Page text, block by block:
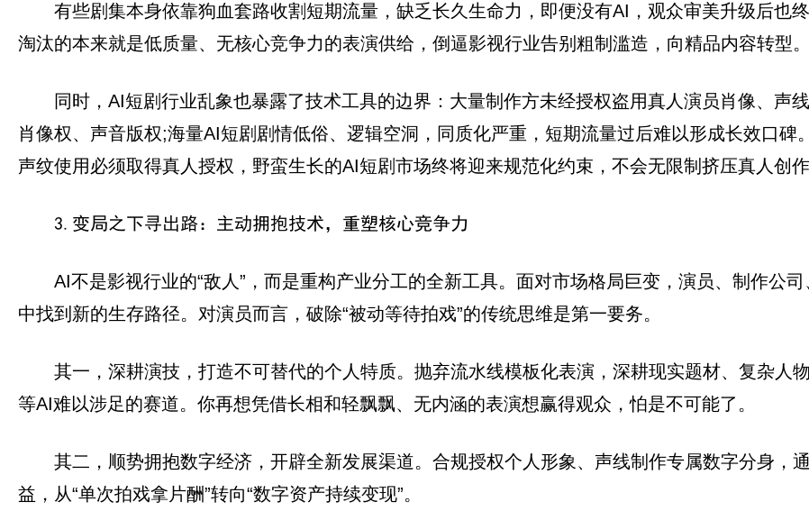
有些剧集本身依靠狗血套路收割短期流量，缺乏长久生命力，即便没有AI，观众审美升级后也
淘汰的本来就是低质量、无核心竞争力的表演供给，倒逼影视行业告别粗制滥造，向精品内容转型。
同时，AI短剧行业乱象也暴露了技术工具的边界：大量制作方未经授权盗用真人演员肖像、声
肖像权、声音版权;海量AI短剧剧情低俗、逻辑空洞，同质化严重，短期流量过后难以形成长效口碑
声纹使用必须取得真人授权，野蛮生长的AI短剧市场终将迎来规范化约束，不会无限制挤压真人创作
3.变局之下寻出路：主动拥抱技术，重塑核心竞争力
AI不是影视行业的“敌人”，而是重构产业分工的全新工具。面对市场格局巨变，演员、制作公
中找到新的生存路径。对演员而言，破除“被动等待拍戏”的传统思维是第一要务。
其一，深耕演技，打造不可替代的个人特质。抛弃流水线模板化表演，深耕现实题材、复杂人
等AI难以涉足的赛道。你再想凭借长相和轻飘飘、无内涵的表演想赢得观众，怕是不可能了。
其二，顺势拥抱数字经济，开辟全新发展渠道。合规授权个人形象、声线制作专属数字分身，
益，从“单次拍戏拿片酬”转向“数字资产持续变现”。